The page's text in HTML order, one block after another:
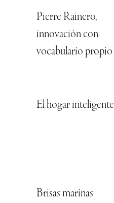
Pierre Rainero,
innovación con
vocabulario propio
El hogar inteligente
Brisas marinas